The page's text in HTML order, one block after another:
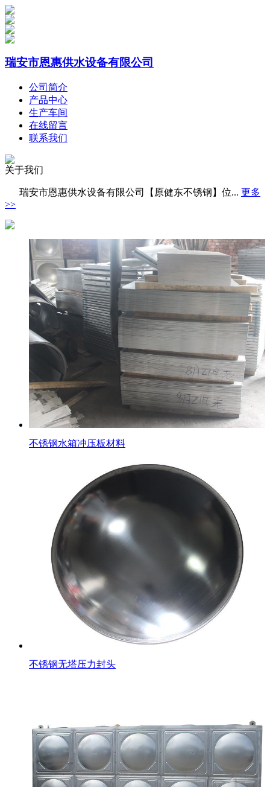
瑞安市恩惠供水设备有限公司
公司简介
产品中心
生产车间
在线留言
联系我们
关于我们
瑞安市恩惠供水设备有限公司【原健东不锈钢】位... 更多
>>
不锈钢水箱冲压板材料
不锈钢无塔压力封头